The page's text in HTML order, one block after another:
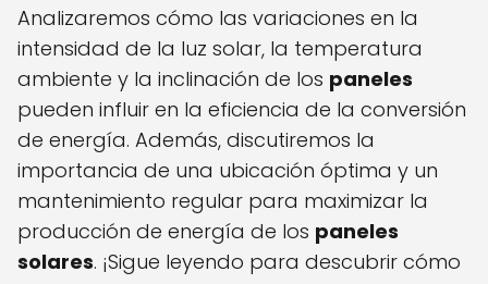
Analizaremos cómo las variaciones en la
intensidad de la luz solar, la temperatura
ambiente y la inclinación de los paneles
pueden influir en la eficiencia de la conversión
de energía. Además, discutiremos la
importancia de una ubicación óptima y un
mantenimiento regular para maximizar la
producción de energía de los paneles
solares. ¡Sigue leyendo para descubrir cómo